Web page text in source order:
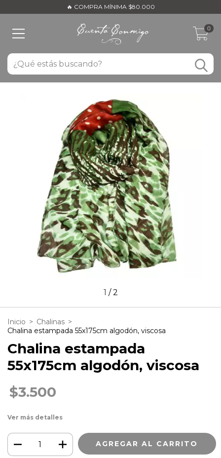
🔥 COMPRA MÍNIMA $80.000
0
1 /2
Inicio > Chalinas >
Chalina estampada 55x175cm algodón, viscosa
Chalina estampada
55x175cm algodón, viscosa
$3.500
Ver más detalles